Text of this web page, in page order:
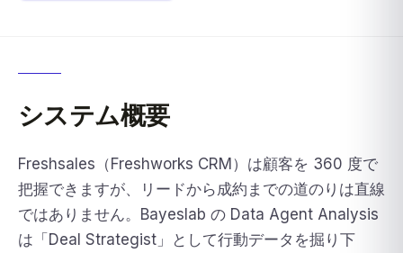
システム概要
Freshsales（Freshworks CRM）は顧客を 360 度で
把握できますが、リードから成約までの道のりは直線
ではありません。Bayeslab の Data Agent Analysis
は「Deal Strategist」として行動データを掘り下